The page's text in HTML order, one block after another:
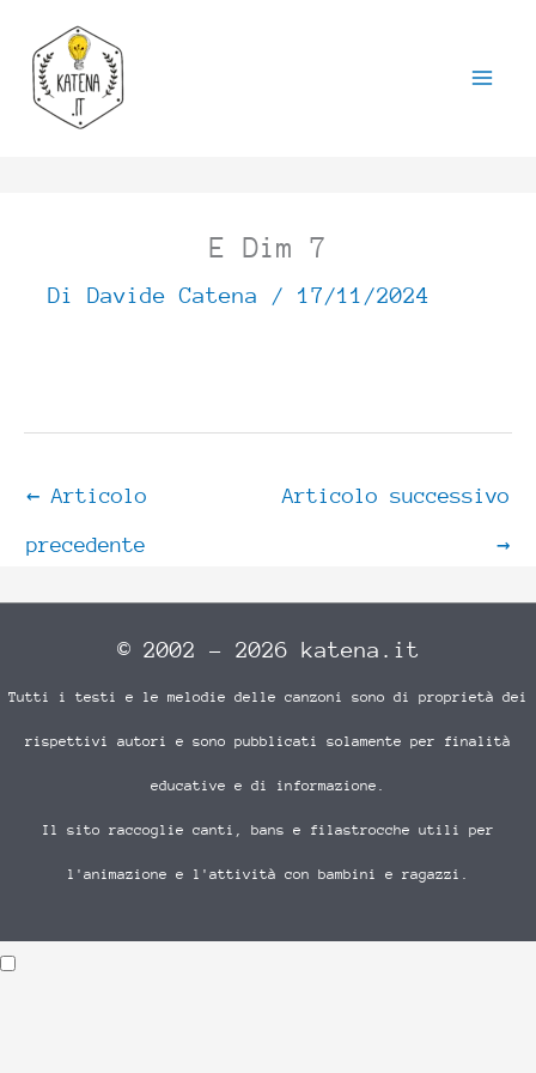
contenuto
E Dim 7
Di Davide Catena / 17/11/2024
← Articolo
precedente
Articolo successivo
→
© 2002 - 2026 katena.it
Tutti i testi e le melodie delle canzoni sono di proprietà dei
rispettivi autori e sono pubblicati solamente per finalità
educative e di informazione.
Il sito raccoglie canti, bans e filastrocche utili per
l'animazione e l'attività con bambini e ragazzi.